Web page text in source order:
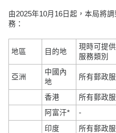
由2025年10月16日起，本局將
務：
地區 目的地
現時可提
服務類別
亞洲
中國內
地
所有郵政
香港
所有郵政
阿富汗*
-
印度
所有郵政